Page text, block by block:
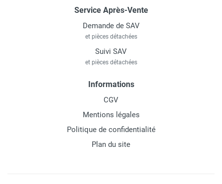
Service Après-Vente
Demande de SAV
et pièces détachées
Suivi SAV
et pièces détachées
Informations
CGV
Mentions légales
Politique de confidentialité
Plan du site